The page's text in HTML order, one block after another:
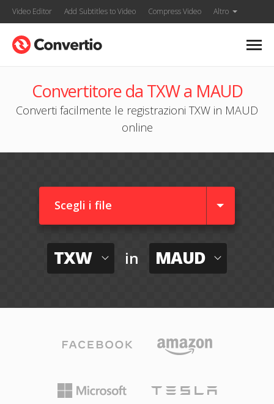
Video Editor Add Subtitles to Video Compress Video Altro
Convertitore da TXW a MAUD
Converti facilmente le registrazioni TXW in MAUD
online
Scegli i file
TXW in MAUD